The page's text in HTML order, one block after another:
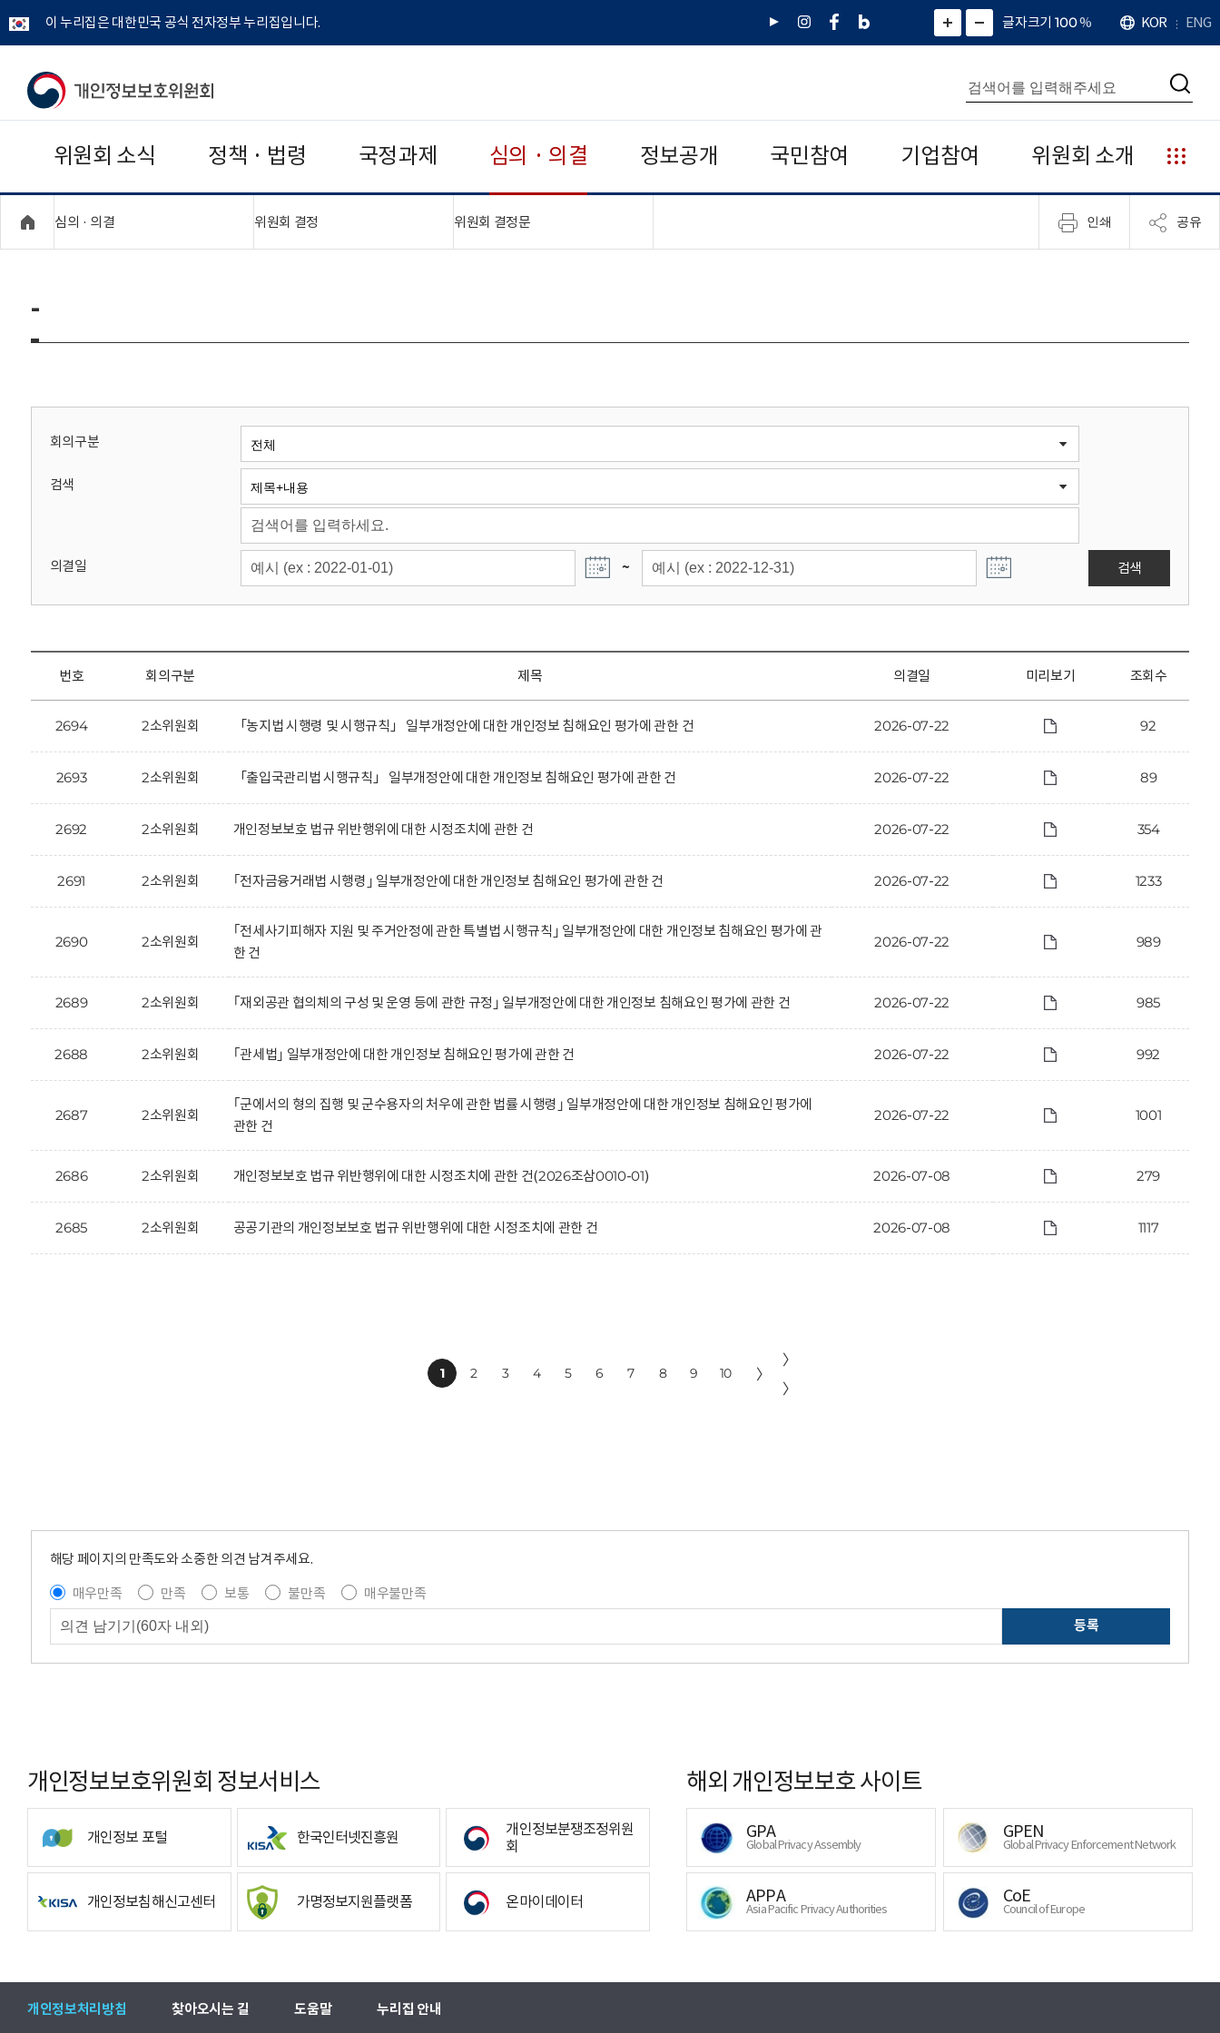
이 누리집은 대한민국 공식 전자정부 누리집입니다.
유
인
페
네
그
)
화
면
면
소
확
대
치
글자크기 100%
언
어
KOR ENG
개
보
보
위
회
통
합
검
색
검
위원회 소식 정책 · 법령 국정과제 심의 · 의결 정보공개 국민참여 기업참여 위원회 소개
누
리
집
안
심의 · 의결 위원회 결정 위원회 결정문"접기,펼치기" 인쇄 공유
-
회의구분
검색
의결일 ~ 검색
번호 회의구분 제목 의결일 미리보기 조회수
2694 2소위원회 「농지법 시행령 및 시행규칙」 일부개정안에 대한 개인정보 침해요인 평가에 관한 건 2026-07-22 92
2693 2소위원회 「출입국관리법 시행규칙」 일부개정안에 대한 개인정보 침해요인 평가에 관한 건 2026-07-22 89
2692 2소위원회 개인정보보호 법규 위반행위에 대한 시정조치에 관한 건 2026-07-22 354
2691 2소위원회 ｢전자금융거래법 시행령｣ 일부개정안에 대한 개인정보 침해요인 평가에 관한 건 2026-07-22 1233
2690 2소위원회
｢전세사기피해자 지원 및 주거안정에 관한 특별법 시행규칙｣ 일부개정안에 대한 개인정보 침해요인 평가에 관
한 건
2026-07-22 989
2689 2소위원회 ｢재외공관 협의체의 구성 및 운영 등에 관한 규정｣ 일부개정안에 대한 개인정보 침해요인 평가에 관한 건 2026-07-22 985
2688 2소위원회 ｢관세법｣ 일부개정안에 대한 개인정보 침해요인 평가에 관한 건 2026-07-22 992
2687 2소위원회
｢군에서의 형의 집행 및 군수용자의 처우에 관한 법률 시행령｣ 일부개정안에 대한 개인정보 침해요인 평가에
관한 건
2026-07-22 1001
2686 2소위원회 개인정보보호 법규 위반행위에 대한 시정조치에 관한 건(2026조삼0010-01) 2026-07-08 279
2685 2소위원회 공공기관의 개인정보보호 법규 위반행위에 대한 시정조치에 관한 건 2026-07-08 1117
1 2 3 4 5 6 7 8 9 10 〉
〉
〉
해당 페이지의 만족도와 소중한 의견 남겨주세요.
매우만족
만족 보통 불만족
매우불만족
등록
개인정보보호위원회 정보서비스
개인정보 포털 한국인터넷진흥원
개인정보분쟁조정위원
회
개인정보침해신고센터 가명정보지원플랫폼 온마이데이터
해외 개인정보보호 사이트
GPA
Global Privacy Assembly
GPEN
Global Privacy Enforcement Network
APPA
Asia Pacific Privacy Authorities
CoE
Council of Europe
개인정보처리방침 찾아오시는 길 도움말 누리집 안내